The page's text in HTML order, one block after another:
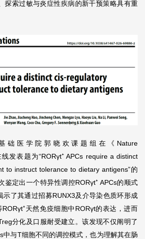
探索过敏与炎症性疾病的新干预策略具有重
础医学院郭晓欢课题组在《Nature
发表题为“RORγt⁺ APCs require a distinct
to instruct tolerance to dietary antigens”的
鉴定出一个特异性调控RORγt⁺ APCs的顺式
示了其通过招募RUNX3及介导染色质环形成
天然免疫细胞中RORγt的表达，进而
分化及口服耐受建立。该发现不仅阐明了
中与T细胞不同的调控模式，也为理解其在肠